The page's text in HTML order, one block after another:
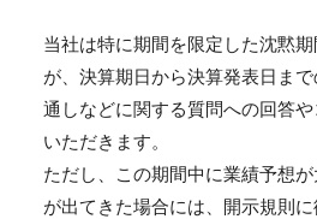
当社は特に期間を限定した沈黙
が、決算期日から決算発表日ま
通しなどに関する質問への回答
いただきます。
ただし、この期間中に業績予想
が出てきた場合には、開示規則